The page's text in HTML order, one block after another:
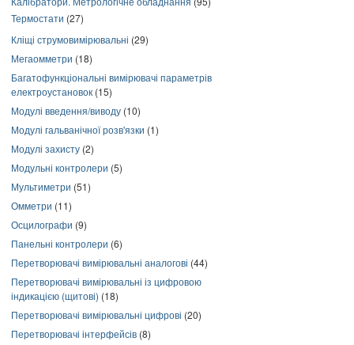
Термостати (27)
Кліщі струмовимірювальні (29)
Мегаомметри (18)
Багатофункціональні вимірювачі параметрів
електроустановок (15)
Модулі введення/виводу (10)
Модулі гальванічної розв'язки (1)
Модулі захисту (2)
Модульні контролери (5)
Мультиметри (51)
Омметри (11)
Осцилографи (9)
Панельні контролери (6)
Перетворювачі вимірювальні аналогові (44)
Перетворювачі вимірювальні із цифровою
індикацією (щитові) (18)
Перетворювачі вимірювальні цифрові (20)
Перетворювачі інтерфейсів (8)